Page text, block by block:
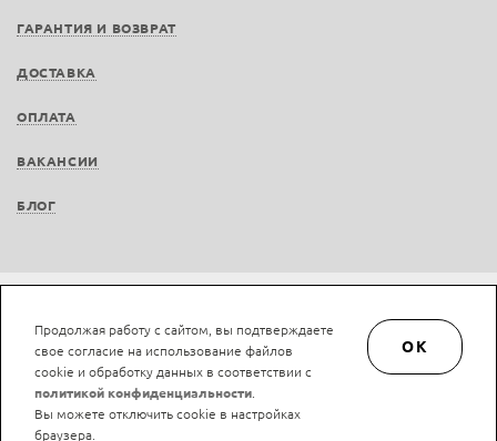
ГАРАНТИЯ И ВОЗВРАТ
ДОСТАВКА
ОПЛАТА
ВАКАНСИИ
БЛОГ
Не является публичной офертой © LAN-art.ru, 2013—2026. Все права защищены.
Политика конфиденциальности.
Положение об обработке и защите персональных
данных.
Продолжая работу с сайтом, вы подтверждаете
свое согласие на использование файлов
cookie и обработку данных в соответствии с
политикой конфиденциальности
Вы можете отключить cookie в настройках
браузера.
OK